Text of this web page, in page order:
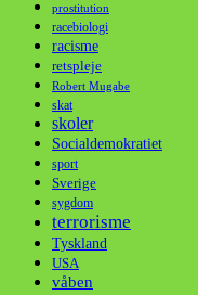
prostitution
racebiologi
racisme
retspleje
Robert Mugabe
skat
skoler
Socialdemokratiet
sport
Sverige
sygdom
terrorisme
Tyskland
USA
våben